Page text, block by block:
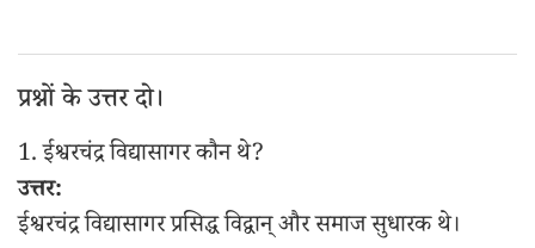
प्रश्नों के उत्तर दो।
1. ईश्वरचंद्र विद्यासागर कौन थे?
उत्तर:
ईश्वरचंद्र विद्यासागर प्रसिद्ध विद्वान् और समाज सुधारक थे।